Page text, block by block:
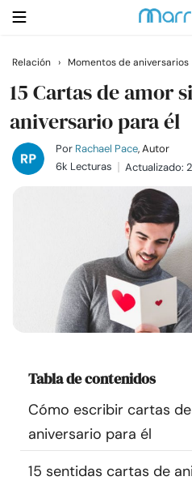
Buscar
Casarse
Cursos
Recursos
Comunidad
Encuentra un terapeuta
Relación › Momentos de aniversarios
15 Cartas de amor
aniversario para él
Por Rachael Pace, Autor
6k Lecturas
Actualizado:
Tabla de contenidos
Cómo escribir cartas
aniversario para él
15 sentidas cartas de